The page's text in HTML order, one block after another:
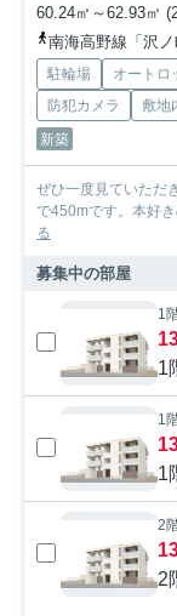
60.24㎡～62.93㎡
南海高野線「沢
駐輪場 オートロ
防犯カメラ
敷地
新築
ぜひ一度見ていただ
で450mです。本好
る
募集中の部屋
1
1
1
1
2
2